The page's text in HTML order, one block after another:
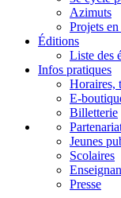
Azimuts
Projets
Éditions
Liste des
Infos pratiques
Horaires,
E-
Billetterie
Jeunes
Scolaires
Presse